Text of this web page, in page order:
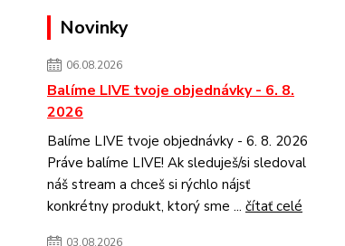
Novinky
06.08.2026
Balíme LIVE tvoje objednávky - 6. 8.
2026
Balíme LIVE tvoje objednávky - 6. 8. 2026
Práve balíme LIVE! Ak sleduješ/si sledoval
náš stream a chceš si rýchlo nájsť
konkrétny produkt, ktorý sme ... čítať celé
03.08.2026